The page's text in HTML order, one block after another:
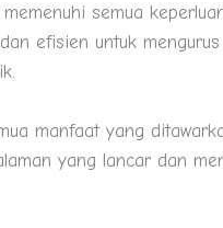
semua
efisien untuk
manfaat yang
yang lancar dan